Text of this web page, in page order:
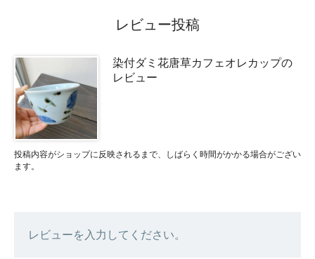
レビュー投稿
染付ダミ花唐草カフェオレカップの
レビュー
投稿内容がショップに反映されるまで、しばらく時間がかかる場合がござい
ます。
レビューを入力してください。